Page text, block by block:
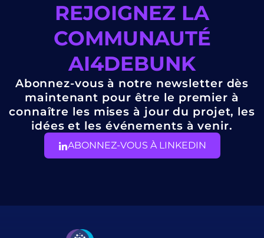
REJOIGNEZ LA
COMMUNAUTÉ
AI4DEBUNK
Abonnez-vous à notre newsletter dès
maintenant pour être le premier à
connaître les mises à jour du projet, les
idées et les événements à venir.
ABONNEZ-VOUS À LINKEDIN